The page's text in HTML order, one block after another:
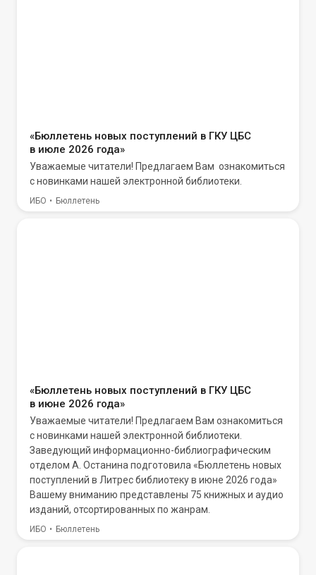
«Бюллетень новых поступлений в ГКУ ЦБС
в июле 2026 года»
Уважаемые читатели! Предлагаем Вам ознакомиться
с новинками нашей электронной библиотеки.
ИБО Бюллетень
«Бюллетень новых поступлений в ГКУ ЦБС
в июне 2026 года»
Уважаемые читатели! Предлагаем Вам ознакомиться
с новинками нашей электронной библиотеки.
Заведующий информационно-библиографическим
отделом А. Останина подготовила «Бюллетень новых
поступлений в Литрес библиотеку в июне 2026 года»
Вашему вниманию представлены 75 книжных и аудио
изданий, отсортированных по жанрам.
ИБО Бюллетень